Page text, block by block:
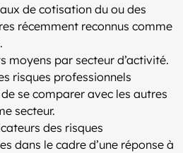
de cotisation du ou des
récemment reconnus comme
moyens par secteur d’activité.
risques professionnels
se comparer avec les autres
secteur.
des risques
dans le cadre d’une réponse à